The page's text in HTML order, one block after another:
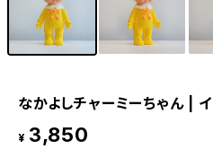
なかよしチャーミーちゃん |
¥ 3,850